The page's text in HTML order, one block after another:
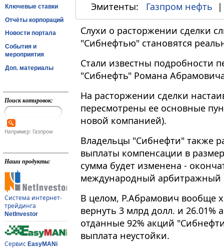
Ключевые ставки
Отчёты корпораций
Новости портала
События и
мероприятия
Доп. материалы
Поиск котировок:
Например: Газпром
Наши продукты:
Система интернет-
трейдинга
NetInvestor
Сервис EasyMANi
Эмитенты: Газпром нефть
Слухи о расторжении сделки
"Сибнефтью" становятся
Стали известны подробности
"Сибнефть" Романа
На расторжении сделки
пересмотрены ее основные
новой компанией).
Владельцы "Сибнефти" также
выплаты компенсации в
сумма будет изменена -
международный арбитражный
В целом, Р.Абрамович вообще
вернуть 3 млрд долл. и
отданные 92% акций
выплата неустойки.